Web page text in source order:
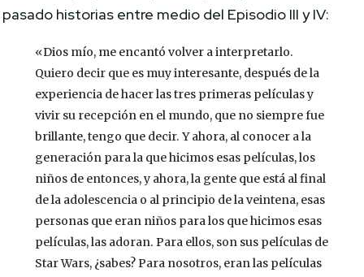
pasado historias entre medio del Episodio III y IV:
«Dios mío, me encantó volver a interpretarlo.
Quiero decir que es muy interesante, después de la
experiencia de hacer las tres primeras películas y
vivir su recepción en el mundo, que no siempre fue
brillante, tengo que decir. Y ahora, al conocer a la
generación para la que hicimos esas películas, los
niños de entonces, y ahora, la gente que está al final
de la adolescencia o al principio de la veintena, esas
personas que eran niños para los que hicimos esas
películas, las adoran. Para ellos, son sus películas de
Star Wars, ¿sabes? Para nosotros, eran las películas